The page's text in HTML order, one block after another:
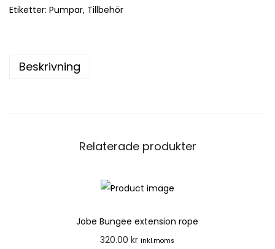
Etiketter: Pumpar, Tillbehör
Beskrivning
Relaterade produkter
Jobe Bungee extension rope
320.00kr inkl.moms